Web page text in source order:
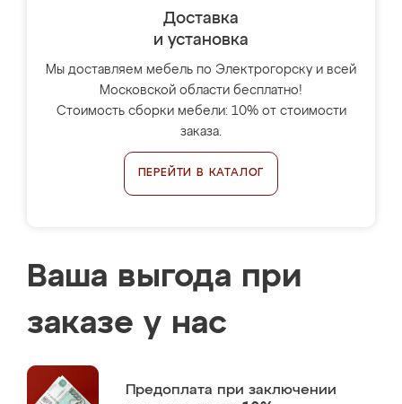
Доставка
и установка
Мы доставляем мебель по Электрогорску и всей
Московской области бесплатно!
Стоимость сборки мебели: 10% от стоимости
заказа.
ПЕРЕЙТИ В КАТАЛОГ
Ваша выгода при
заказе у нас
Предоплата при заключении